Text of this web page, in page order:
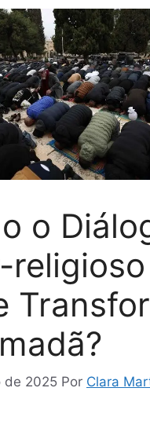
o
religioso
de 2025 Por Clara